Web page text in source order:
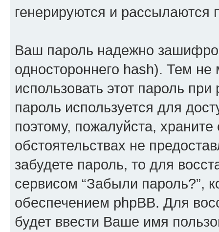
генерируются и
Ваш пароль надежно
одностороннего hash). Тем
использовать этот пароль
пароль используется для
поэтому, пожалуйста, храните
обстоятельствах не
забудете пароль, то для
сервисом “Забыли пароль?”,
обеспечением phpBB. Для
будет ввести Ваше имя